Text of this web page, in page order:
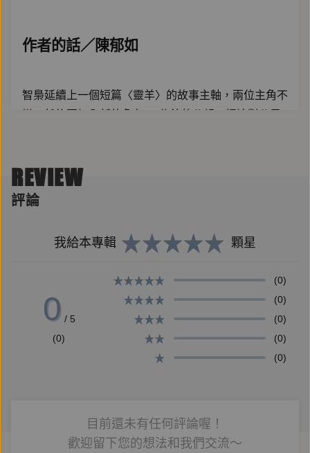
作者的話／陳郁如
智梟延續上一個短篇〈靈羊〉的故事主軸，兩位主角不
父子也跟外公解開心結。
這次我選了「龍冠鳳紋玉飾」還有「鈴首曲背彎刀」，
當時看到時，就覺得這兩件很有故事性，造型不繁複，
也不是故宮人氣展品，展示櫃前面很冷清，但是我深深
受到吸引，我花了好長時間好好欣賞，我也希望寫了這
個故事後，能讓更多人對故宮的文物更有興趣。
放學後，開始推理！
REVIEW
評論
我給本專輯 顆星
0 / 5
(0)
(0)
(0)
(0)
(0)
(0)
目前還未有任何評論喔！
歡迎留下您的想法和我們交流～